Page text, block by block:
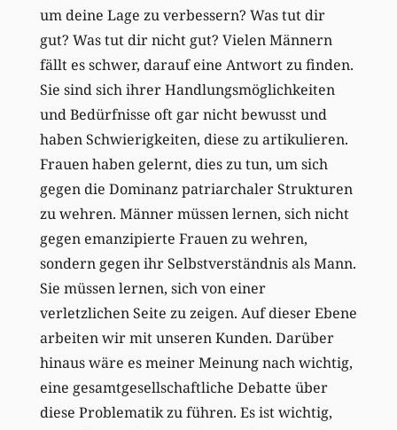
um deine Lage zu verbessern? Was tut dir
gut? Was tut dir nicht gut? Vielen Männern
fällt es schwer, darauf eine Antwort zu finden.
Sie sind sich ihrer Handlungsmöglichkeiten
und Bedürfnisse oft gar nicht bewusst und
haben Schwierigkeiten, diese zu artikulieren.
Frauen haben gelernt, dies zu tun, um sich
gegen die Dominanz patriarchaler Strukturen
zu wehren. Männer müssen lernen, sich nicht
gegen emanzipierte Frauen zu wehren,
sondern gegen ihr Selbstverständnis als Mann.
Sie müssen lernen, sich von einer
verletzlichen Seite zu zeigen. Auf dieser Ebene
arbeiten wir mit unseren Kunden. Darüber
hinaus wäre es meiner Meinung nach wichtig,
eine gesamtgesellschaftliche Debatte über
diese Problematik zu führen. Es ist wichtig,